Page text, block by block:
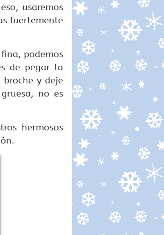
usaremos
fuertemente
podemos
de pegar la
y deje
no es
hermosos